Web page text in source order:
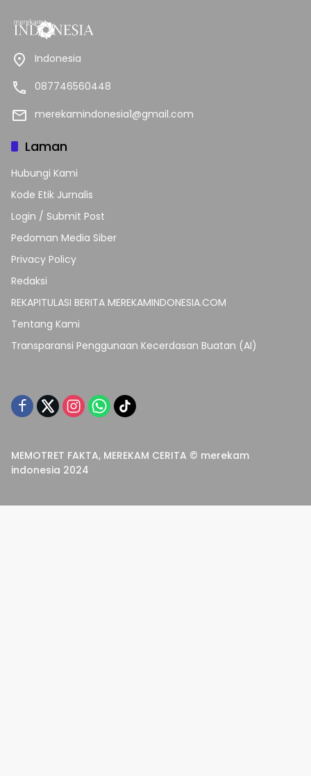
Indonesia
087746560448
merekamindonesia1@gmail.com
Laman
Hubungi Kami
Kode Etik Jurnalis
Login / Submit Post
Pedoman Media Siber
Privacy Policy
Redaksi
REKAPITULASI BERITA MEREKAMINDONESIA.COM
Tentang Kami
Transparansi Penggunaan Kecerdasan Buatan (AI)
MEMOTRET FAKTA, MEREKAM CERITA © merekam
indonesia 2024